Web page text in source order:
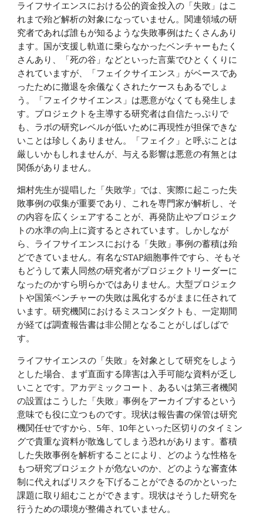
ライフサイエンスにおける公的資金投入の「失敗」はこ
れまで殆ど解析の対象になっていません。関連領域の研
究者であれば誰もが知るような失敗事例はたくさんあり
ます。国が支援し軌道に乗らなかったベンチャーもたく
さんあり、「死の谷」などといった言葉でひとくくりに
されていますが、「フェイクサイエンス」がベースであ
ったために撤退を余儀なくされたケースもあるでしょ
う。「フェイクサイエンス」は悪意がなくても発生しま
す。プロジェクトを主導する研究者は自信たっぷりで
も、ラボの研究レベルが低いために再現性が担保できな
いことは珍しくありません。「フェイク」と呼ぶことは
厳しいかもしれませんが、与える影響は悪意の有無とは
関係がありません。
畑村先生が提唱した「失敗学」では、実際に起こった失
敗事例の収集が重要であり、これを専門家が解析し、そ
の内容を広くシェアすることが、再発防止やプロジェク
トの水準の向上に資するとされています。しかしなが
ら、ライフサイエンスにおける「失敗」事例の蓄積は殆
どできていません。有名なSTAP細胞事件ですら、そもそ
もどうして素人同然の研究者がプロジェクトリーダーに
なったのかすら明らかではありません。大型プロジェク
トや国策ベンチャーの失敗は風化するがままに任されて
います。研究機関におけるミスコンダクトも、一定期間
が経てば調査報告書は非公開となることがしばしばで
す。
ライフサイエンスの「失敗」を対象として研究をしよう
とした場合、まず直面する障害は入手可能な資料が乏し
いことです。アカデミックコート、あるいは第三者機関
の設置はこうした「失敗」事例をアーカイブするという
意味でも役に立つものです。現状は報告書の保管は研究
機関任せですから、5年、10年といった区切りのタイミン
グで貴重な資料が散逸してしまう恐れがあります。蓄積
した失敗事例を解析することにより、どのような性格を
もつ研究プロジェクトが危ないのか、どのような審査体
制に代えればリスクを下げることができるのかといった
課題に取り組むことができます。現状はそうした研究を
行うための環境が整備されていません。